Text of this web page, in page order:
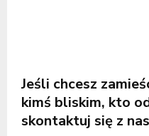
Jeśli chcesz
kimś bliskim, kto
skontaktuj się z